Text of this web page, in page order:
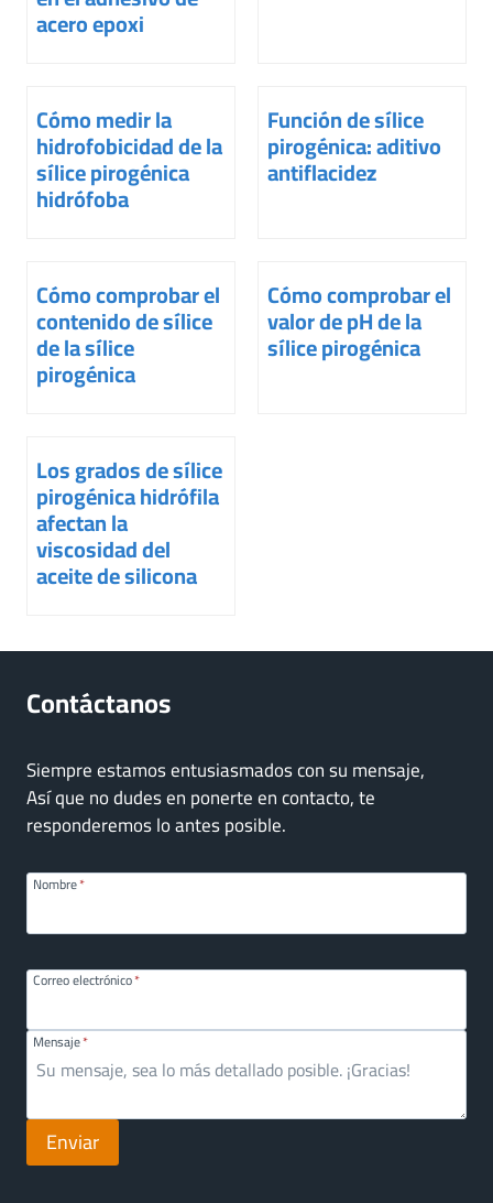
acero epoxi
Cómo medir la
hidrofobicidad de la
sílice pirogénica
hidrófoba
Función de sílice
pirogénica: aditivo
antiflacidez
Cómo comprobar el
contenido de sílice
de la sílice
pirogénica
Cómo comprobar el
valor de pH de la
sílice pirogénica
Los grados de sílice
pirogénica hidrófila
afectan la
viscosidad del
aceite de silicona
Contáctanos
Siempre estamos entusiasmados con su mensaje,
Así que no dudes en ponerte en contacto, te
responderemos lo antes posible.
Nombre*
Correo electrónico*
Mensaje*
Enviar